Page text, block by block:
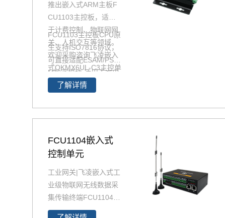
推出嵌入式ARM主板F
CU1103主控板，适用
于计费控制、物联网网
关、人机交互等领域。
欢迎采购咨询飞凌嵌入
式OKMX6UL-C3主控单
元。
FCU1103主控板CPU原
生支持ISO7816协议，
可直接适配ESAM/PSA
M加密模块,适用于充电
桩计费控制单元加密需
板具有掉电保护功能，
运行15秒，确保重要信
息不丢失
了解详情
FCU1104嵌入式
控制单元
工业网关|飞凌嵌入式工
业级物联网无线数据采
集传输终端FCU1104嵌
入式控制单元，支持多